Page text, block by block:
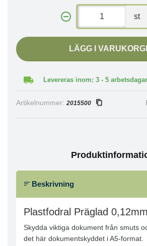
st
LÄGG I
Levereras inom: 3 - 5 arbetsdagar
Artikelnummer: 2015500
Beskrivning
Plastfodral Präglad
Skydda viktiga dokument från smuts
det här dokumentskyddet i A5-format.